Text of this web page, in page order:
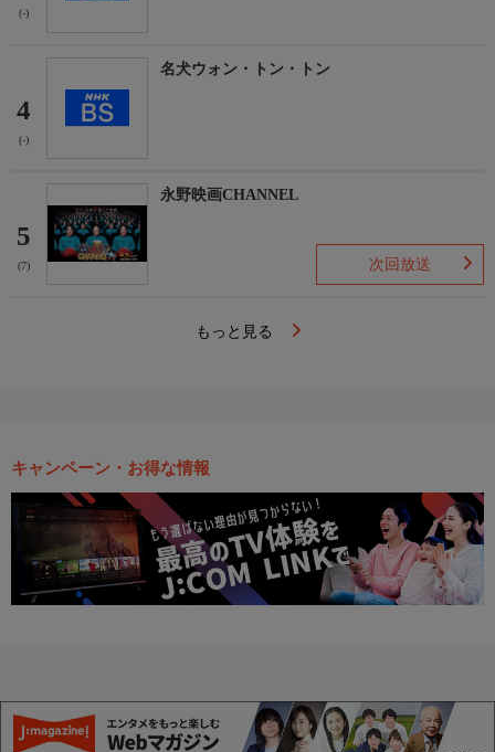
(-)
4
(-)
名犬ウォン・トン・トン
5
(7)
永野映画CHANNEL
次回放送
もっと見る
キャンペーン・お得な情報